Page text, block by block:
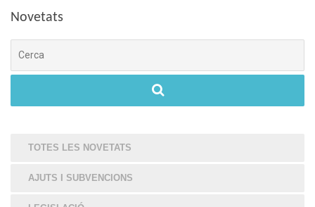
Novetats
TOTES LES NOVETATS
AJUTS I SUBVENCIONS